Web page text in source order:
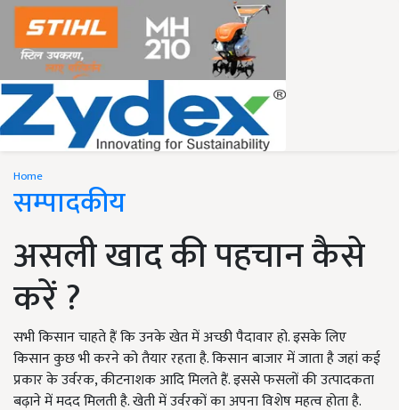
Home
सम्पादकीय
असली खाद की पहचान कैसे
करें ?
सभी किसान चाहते हैं कि उनके खेत में अच्छी पैदावार हो. इसके लिए
किसान कुछ भी करने को तैयार रहता है. किसान बाजार में जाता है जहां कई
प्रकार के उर्वरक, कीटनाशक आदि मिलते हैं. इससे फसलों की उत्पादकता
बढ़ाने में मदद मिलती है. खेती में उर्वरकों का अपना विशेष महत्व होता है.